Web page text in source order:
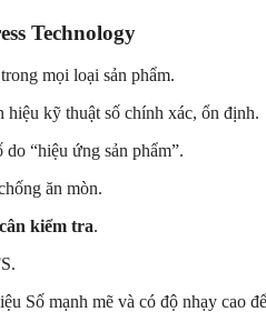
Technology
mọi loại sản phẩm.
hiệu kỹ thuật số chính xác, ổn định.
do “hiệu ứng sản phẩm”.
ăn mòn.
kiểm tra.
Số mạnh mẽ và có độ nhạy cao